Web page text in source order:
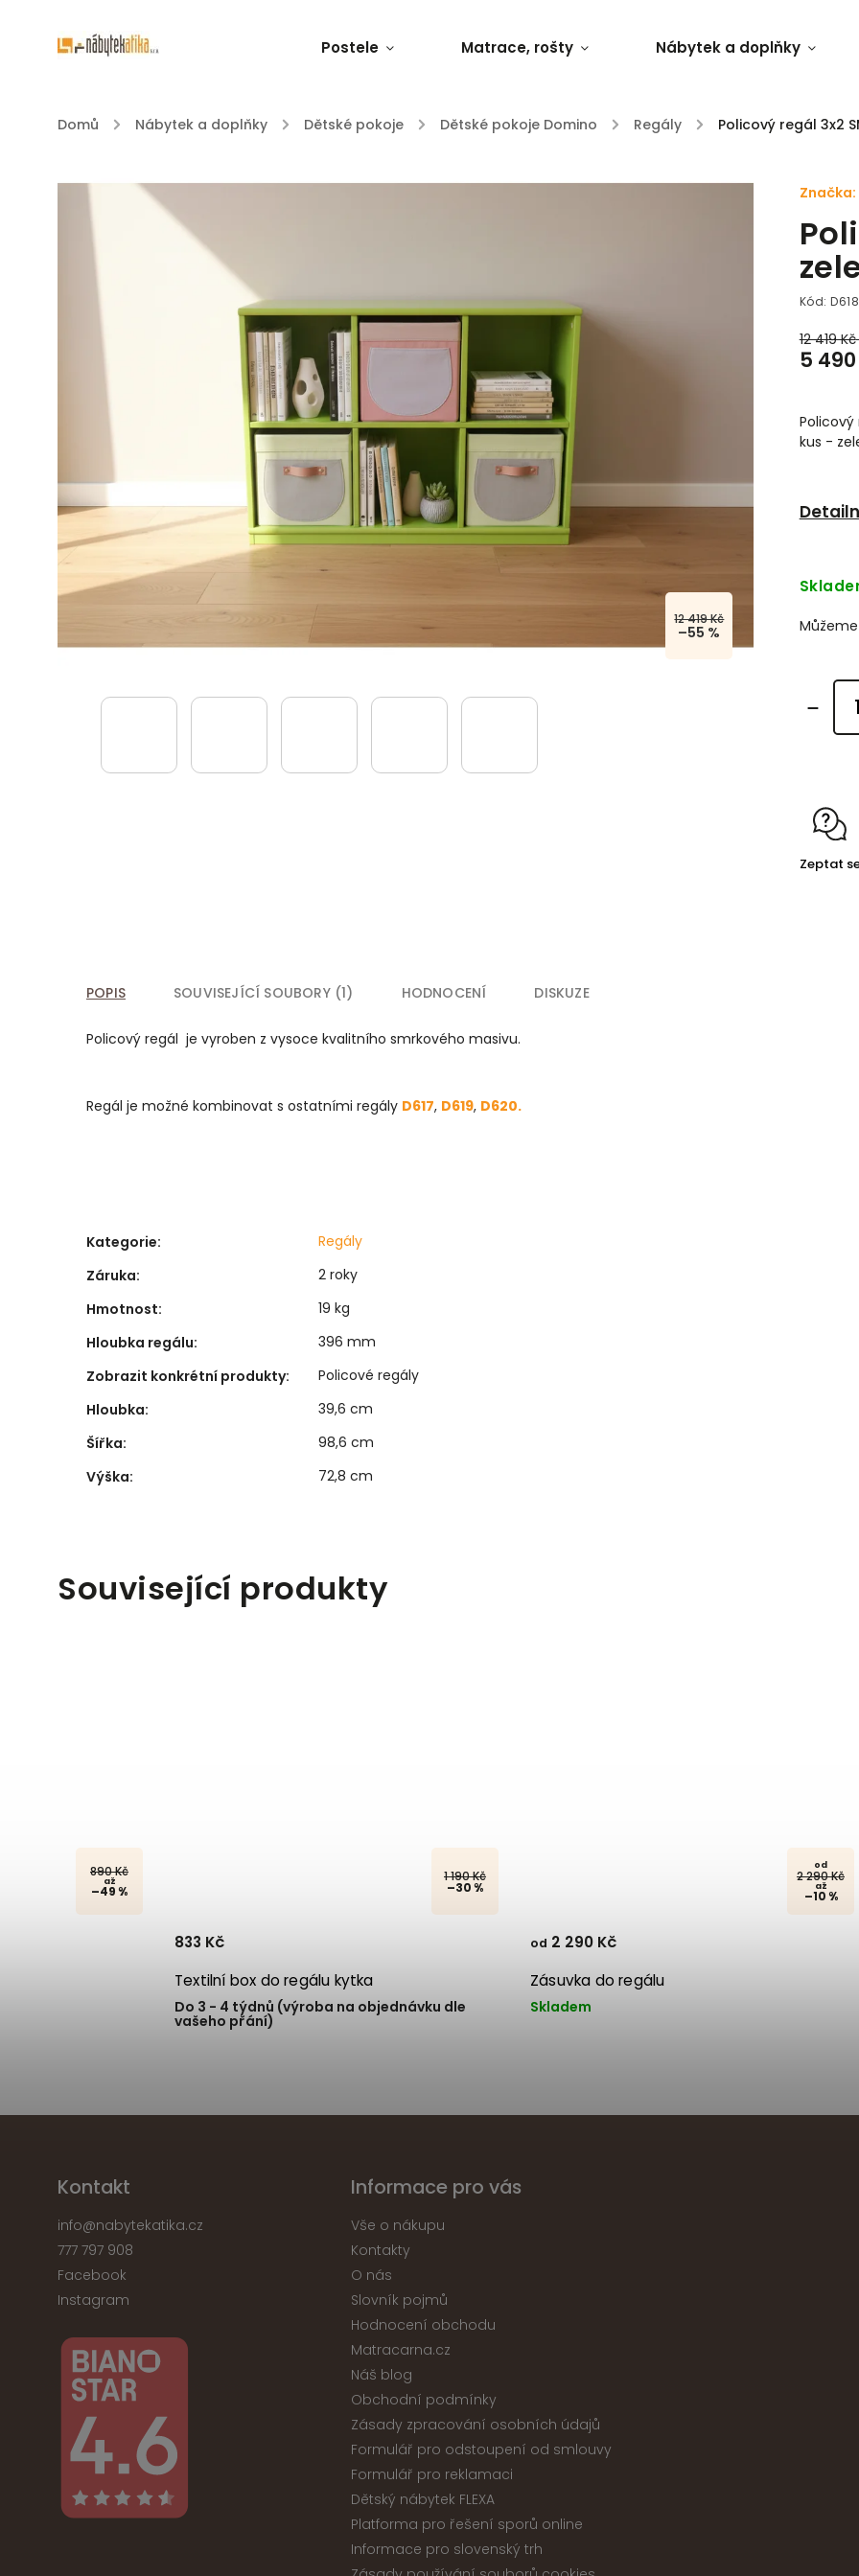
Postele Matrace, rošty Nábytek a doplňky
Domů / Nábytek a doplňky / Dětské pokoje / Dětské pokoje Domino / Regály / Policový regál 3x2
12 419 Kč
–55 %
Kód:
12 419 Kč
5
kus -
Značka:
Zeptat
POPIS SOUVISEJÍCÍ SOUBORY (1) HODNOCENÍ DISKUZE
Policový regál je vyroben z vysoce kvalitního smrkového masivu.
Regál je možné kombinovat s ostatními regály D617, D619, D620.
Kategorie:
Regály
Záruka:
2 roky
Hmotnost:
19 kg
Hloubka regálu:
396 mm
Zobrazit konkrétní produkty:
Policové regály
Hloubka:
39,6 cm
Šířka:
98,6 cm
Výška: 72,8 cm
Související produkty
890 Kč
až
–49 %
1 190 Kč
–30 %
Textilní box do regálu kytka
Do 3 - 4 týdnů (výroba na objednávku dle
vašeho přání)
833 Kč
od
2 290 Kč
až
–10 %
Zásuvka do regálu
Skladem
od 2 290 Kč
Kontakt
info@nabytekatika.cz
777 797 908
Facebook
Instagram
Informace pro vás
Vše o nákupu
Kontakty
O nás
Slovník pojmů
Hodnocení obchodu
Matracarna.cz
Náš blog
Obchodní podmínky
Zásady zpracování osobních údajů
Formulář pro odstoupení od smlouvy
Formulář pro reklamaci
Dětský nábytek FLEXA
Platforma pro řešení sporů online
Informace pro slovenský trh